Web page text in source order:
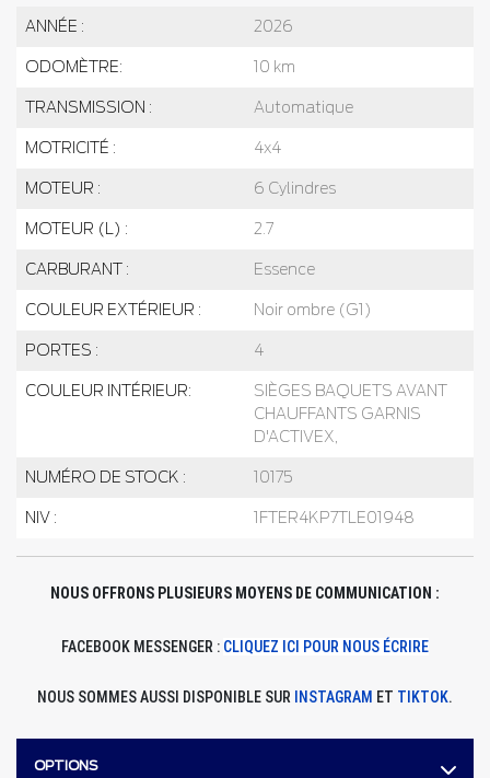
ANNÉE : 2026
ODOMÈTRE: 10 km
TRANSMISSION : Automatique
MOTRICITÉ : 4x4
MOTEUR : 6 Cylindres
MOTEUR (L) : 2.7
CARBURANT : Essence
COULEUR EXTÉRIEUR : Noir ombre (G1)
PORTES : 4
COULEUR INTÉRIEUR:
SIÈGES BAQUETS AVANT
CHAUFFANTS GARNIS
D'ACTIVEX,
NUMÉRO DE STOCK : 10175
NIV : 1FTER4KP7TLE01948
NOUS OFFRONS PLUSIEURS MOYENS DE COMMUNICATION :
FACEBOOK MESSENGER : CLIQUEZ ICI POUR NOUS ÉCRIRE
NOUS SOMMES AUSSI DISPONIBLE SUR INSTAGRAM ET TIKTOK.
OPTIONS